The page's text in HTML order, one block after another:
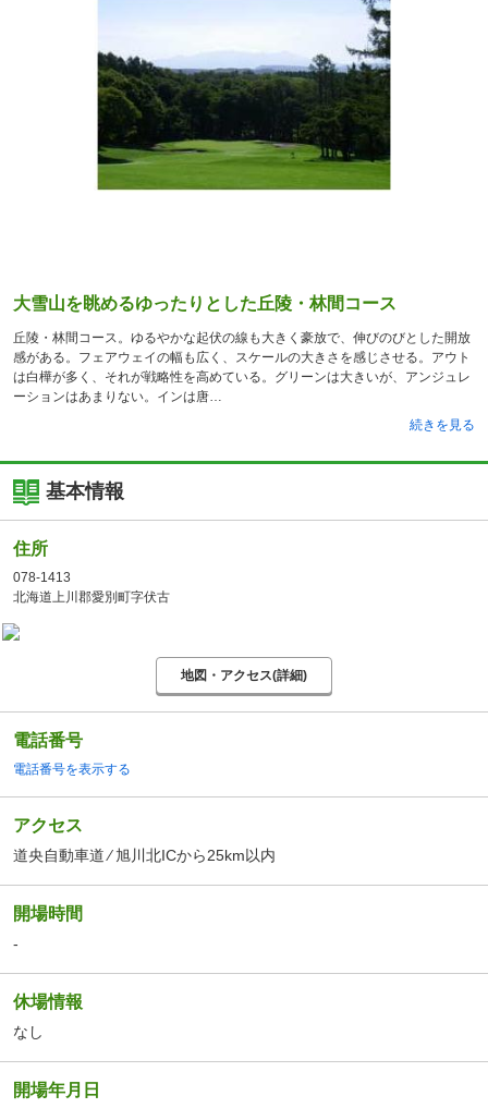
大雪山を眺めるゆったりとした丘陵・林間コース
丘陵・林間コース。ゆるやかな起伏の線も大きく豪放で、伸びのびとした開放
感がある。フェアウェイの幅も広く、スケールの大きさを感じさせる。アウト
は白樺が多く、それが戦略性を高めている。グリーンは大きいが、アンジュレ
ーションはあまりない。インは唐
続きを見る
基本情報
住所
078-1413
北海道上川郡愛別町字伏古
地図・アクセス(詳細)
電話番号
電話番号を表示する
アクセス
道央自動車道 ⁄ 旭川北ICから25km以内
開場時間
-
休場情報
なし
開場年月日